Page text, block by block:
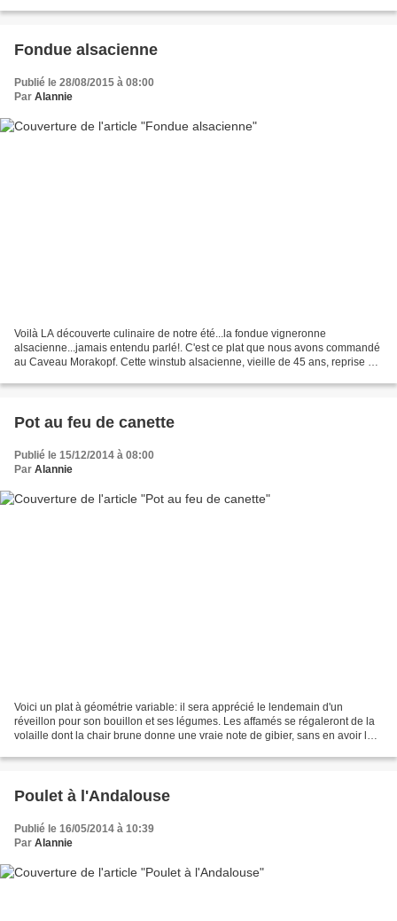
Fondue alsacienne
Publié le 28/08/2015 à 08:00
Par Alannie
Voilà LA découverte culinaire de notre été...la fondue vigneronne
alsacienne...jamais entendu parlé!. C'est ce plat que nous avons commandé
au Caveau Morakopf. Cette winstub alsacienne, vieille de 45 ans, reprise en
Pot au feu de canette
Publié le 15/12/2014 à 08:00
Par Alannie
Voici un plat à géométrie variable: il sera apprécié le lendemain d'un
réveillon pour son bouillon et ses légumes. Les affamés se régaleront de la
volaille dont la chair brune donne une vraie note de gibier, sans en avoir la
Poulet à l'Andalouse
Publié le 16/05/2014 à 10:39
Par Alannie